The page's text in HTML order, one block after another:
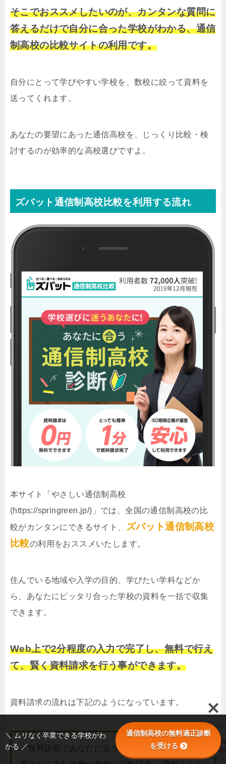
そこでおススメしたいのが、カンタンな質問に
答えるだけで自分に合った学校がわかる、通信
制高校の比較サイトの利用です。
自分にとって学びやすい学校を、数校に絞って資料を
送ってくれます。
あなたの要望にあった通信高校を、じっくり比較・検
討するのが効率的な高校選びですよ。
ズバット通信制高校比較を利用する流れ
本サイト「やさしい通信制高校
(https://springreen.jp/)」では、全国の通信制高校の比
較がカンタンにできるサイト、
ズバット通信制高校
比較の利用をおススメいたします。
住んでいる地域や入学の目的、学びたい学科などか
ら、あなたにピッタリ合った学校の資料を一括で収集
できます。
Web上で2分程度の入力で完了し、無料で行え
て、賢く資料請求を行う事ができます。
資料請求の流れは下記のようになっています。
・無料診断であなたに合う学校を調べる ・診断結
＼ ムリなく卒業できる学校がわ
かる ／
通信制高校の無料適正診断
を受ける